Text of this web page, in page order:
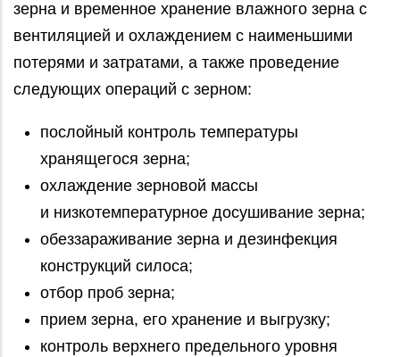
зерна и временное хранение влажного зерна с
вентиляцией и охлаждением с наименьшими
потерями и затратами, а также проведение
следующих операций с зерном:
послойный контроль температуры
хранящегося зерна;
охлаждение зерновой массы
и низкотемпературное досушивание зерна;
обеззараживание зерна и дезинфекция
конструкций силоса;
отбор проб зерна;
прием зерна, его хранение и выгрузку;
контроль верхнего предельного уровня